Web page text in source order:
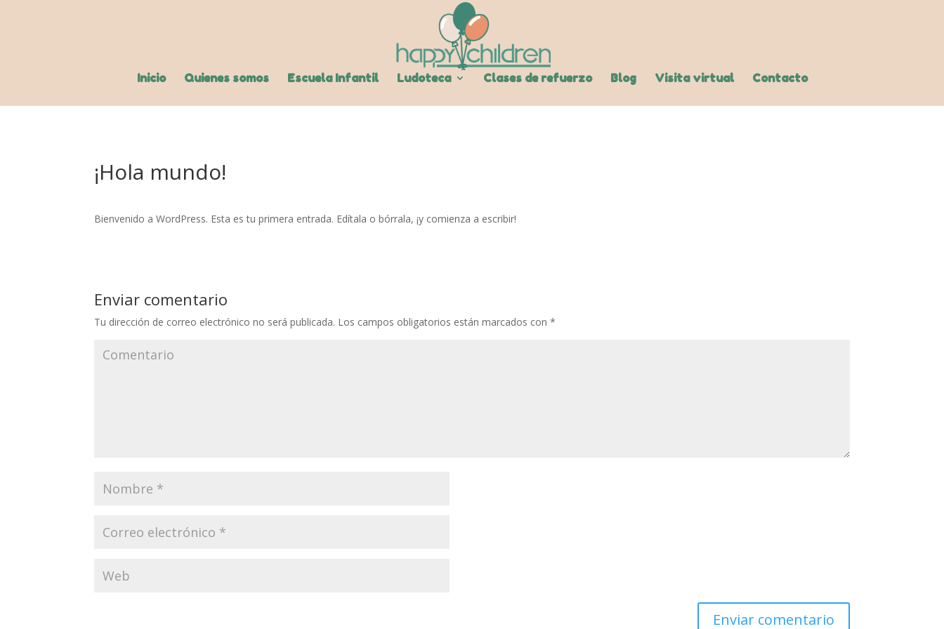
Inicio Quienes somos Escuela Infantil Ludoteca Clases de refuerzo Blog Visita virtual Contacto
¡Hola mundo!
Bienvenido a WordPress. Esta es tu primera entrada. Edítala o bórrala, ¡y comienza a escribir!
Enviar comentario
Tu dirección de correo electrónico no será publicada. Los campos obligatorios están marcados con*